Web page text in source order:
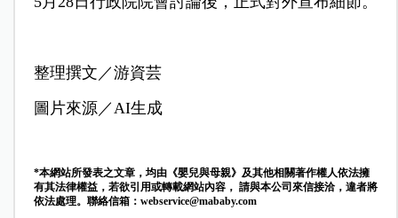
整理撰文／游資芸
圖片來源／AI生成
*本網站所發表之文章，均由《嬰兒與母親》及其他相關著作權人依法擁
有其法律權益，若欲引用或轉載網站內容， 請與本公司來信接洽，違者將
依法處理。聯絡信箱： webservice@mababy.com